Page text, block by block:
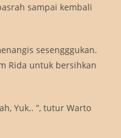
sampai kembali
sesengggukan.
Rida untuk bersihkan
Yuk.. ”, tutur Warto